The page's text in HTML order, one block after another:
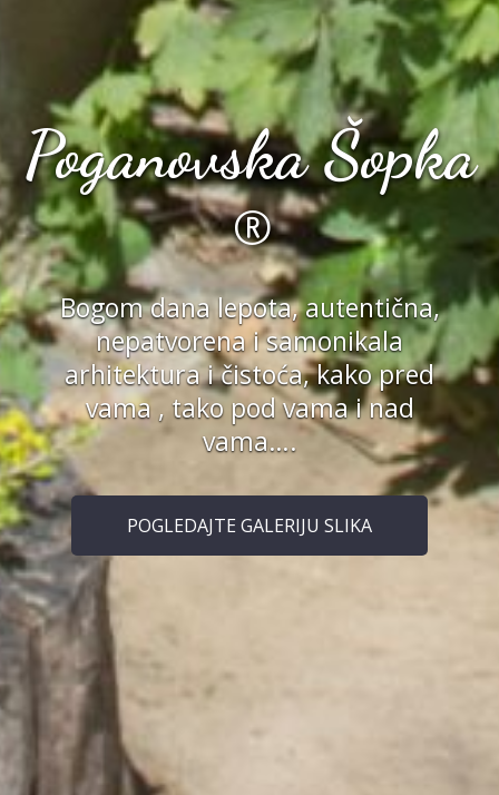
Poganovska Šopka
®
Bogom dana lepota, autentična,
nepatvorena i samonikala
arhitektura i čistoća, kako pred
vama , tako pod vama i nad
vama….
POGLEDAJTE GALERIJU SLIKA